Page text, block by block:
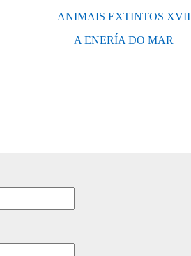
ANIMAIS EXTINTOS XVII
A ENERÍA DO MAR